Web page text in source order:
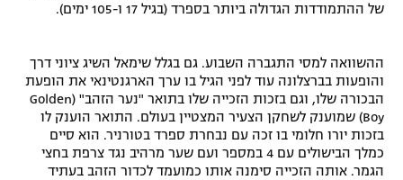
של ההתמודדות הגדולה ביותר בספרד (בגיל 17 ו-105 ימים).
ההשוואה למסי התגברה השבוע. גם בגלל שימאל השיג ציוני דרך
והופעות בברצלונה עוד לפני הגיל בו ערך הארגנטינאי את הופעת
הבכורה שלו, וגם בזכות הזכייה שלו בתואר "נער הזהב" (Golden
Boy) שמוענק לשחקן הצעיר המצטיין בעולם. התואר הוענק לו
בזכות יורו חלומי בו זכה עם נבחרת ספרד בטורניר. הוא סיים
כמלך הבישולים עם 4 במספר ועם שער מרהיב נגד צרפת בחצי
הגמר. אותה הזכייה סימנה אותו כמועמד לכדור הזהב בעתיד